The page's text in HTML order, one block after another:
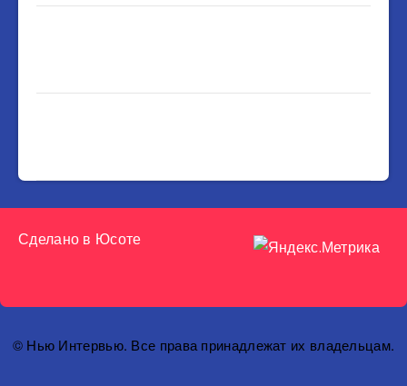
Сделано в Юсоте
© Нью Интервью. Все права принадлежат их владельцам.